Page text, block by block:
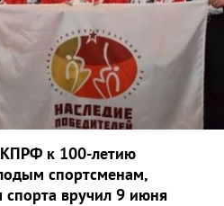
к 100-летию
спортсменам,
спорта вручил 9 июня